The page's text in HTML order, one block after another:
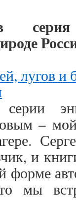
серия
лугов и
–
и
форме
мы